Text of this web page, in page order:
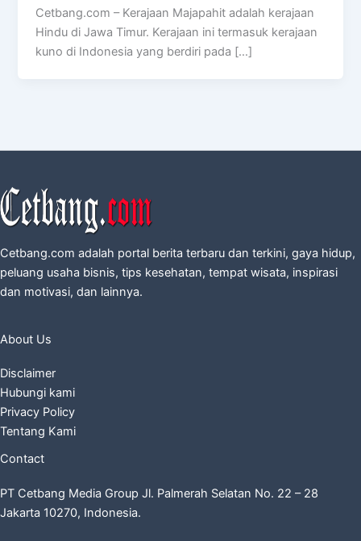
Cetbang.com – Kerajaan Majapahit adalah kerajaan
Hindu di Jawa Timur. Kerajaan ini termasuk kerajaan
kuno di Indonesia yang berdiri pada […]
Cetbang.com adalah portal berita terbaru dan terkini, gaya hidup,
peluang usaha bisnis, tips kesehatan, tempat wisata, inspirasi
dan motivasi, dan lainnya.
About Us
Disclaimer
Hubungi kami
Privacy Policy
Tentang Kami
Contact
PT Cetbang Media Group Jl. Palmerah Selatan No. 22 – 28
Jakarta 10270, Indonesia.